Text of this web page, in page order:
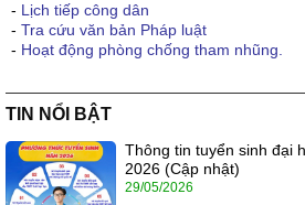
- Lịch tiếp công dân
- Tra cứu văn bản Pháp luật
- Hoạt động phòng chống tham nhũng.
TIN NỔI BẬT
Thông tin tuyển sinh đại
2026 (Cập nhật)
29/05/2026